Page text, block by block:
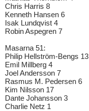
Chris Harris 8
Kenneth Hansen 6
Isak Lundqvist 4
Robin Aspegren 7
Masarna 51:
Philip Hellström-Bengs 13
Emil Millberg 4
Joel Andersson 7
Rasmus M. Pedersen 6
Kim Nilsson 17
Dante Johansson 3
Charlie Netz 1